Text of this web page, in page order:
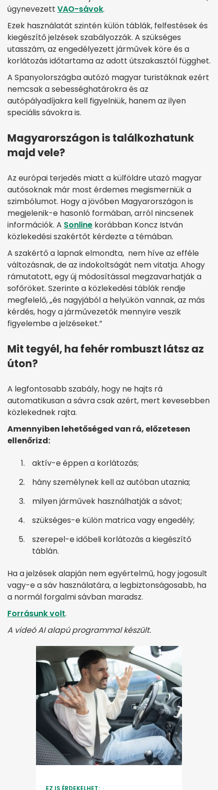
úgynevezett VAO-sávok.
Ezek használatát szintén külön táblák, felfestések és
kiegészítő jelzések szabályozzák. A szükséges
utasszám, az engedélyezett járművek köre és a
korlátozás időtartama az adott útszakasztól függhet.
A Spanyolországba autózó magyar turistáknak ezért
nemcsak a sebességhatárokra és az
autópályadíjakra kell figyelniük, hanem az ilyen
speciális sávokra is.
Magyarországon is találkozhatunk
majd vele?
Az európai terjedés miatt a külföldre utazó magyar
autósoknak már most érdemes megismerniük a
szimbólumot. Hogy a jövőben Magyarországon is
megjelenik-e hasonló formában, arról nincsenek
információk. A Sonline korábban Koncz István
közlekedési szakértőt kérdezte a témában.
A szakértő a lapnak elmondta, nem híve az efféle
változásnak, de az indokoltságát nem vitatja. Ahogy
rámutatott, egy új módosítással megzavarhatják a
sofőröket. Szerinte a közlekedési táblák rendje
megfelelő, „és nagyjából a helyükön vannak, az más
kérdés, hogy a járművezetők mennyire veszik
figyelembe a jelzéseket.”
Mit tegyél, ha fehér rombuszt látsz az
úton?
A legfontosabb szabály, hogy ne hajts rá
automatikusan a sávra csak azért, mert kevesebben
közlekednek rajta.
Amennyiben lehetőséged van rá, előzetesen
ellenőrizd:
aktív-e éppen a korlátozás;
hány személynek kell az autóban utaznia;
milyen járművek használhatják a sávot;
szükséges-e külön matrica vagy engedély;
szerepel-e időbeli korlátozás a kiegészítő
táblán.
Ha a jelzések alapján nem egyértelmű, hogy jogosult
vagy-e a sáv használatára, a legbiztonságosabb, ha
a normál forgalmi sávban maradsz.
Forrásunk volt.
A videó AI alapú programmal készült.
EZ IS ÉRDEKELHET: